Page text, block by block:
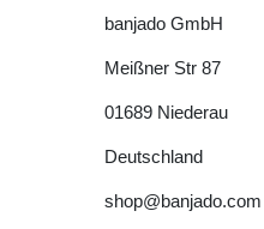
banjado GmbH
Meißner Str 87
01689 Niederau
Deutschland
shop@banjado.com